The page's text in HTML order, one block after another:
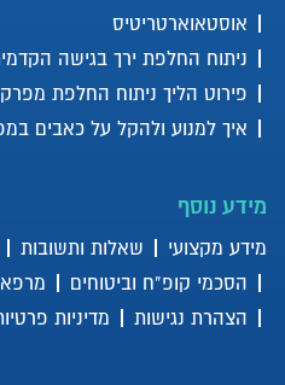
אוסטאוארטריטיס
ניתוח החלפת ירך בגישה
פירוט הליך ניתוח החלפת
איך למנוע ולהקל על כאבים
מידע נוסף
מידע מקצועי שאלות ותשובות
הסכמי קופ”ח וביטוחים
הצהרת נגישות
מדיניות